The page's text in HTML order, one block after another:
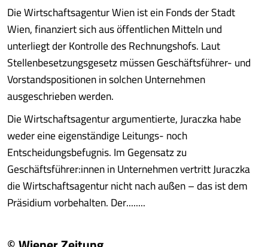
Die Wirtschaftsagentur Wien ist ein Fonds der Stadt
Wien, finanziert sich aus öffentlichen Mitteln und
unterliegt der Kontrolle des Rechnungshofs. Laut
Stellenbesetzungsgesetz müssen Geschäftsführer- und
Vorstandspositionen in solchen Unternehmen
ausgeschrieben werden.
Die Wirtschaftsagentur argumentierte, Juraczka habe
weder eine eigenständige Leitungs- noch
Entscheidungsbefugnis. Im Gegensatz zu
Geschäftsführer:innen in Unternehmen vertritt Juraczka
die Wirtschaftsagentur nicht nach außen – das ist dem
Präsidium vorbehalten. Der........